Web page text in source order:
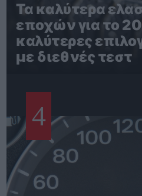
Τα καλύτερα
εποχών για το
καλύτερες
με διεθνές τεστ
4